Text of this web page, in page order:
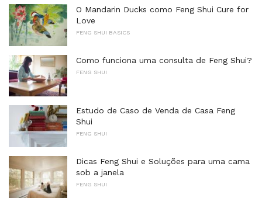
O Mandarin Ducks como Feng Shui Cure for
Love
FENG SHUI BASICS
Como funciona uma consulta de Feng Shui?
FENG SHUI
Estudo de Caso de Venda de Casa Feng
Shui
FENG SHUI
Dicas Feng Shui e Soluções para uma cama
sob a janela
FENG SHUI